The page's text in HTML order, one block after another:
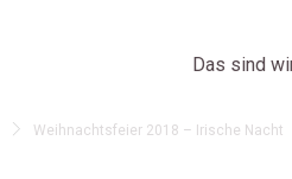
Das sind
Weihnachtsfeier 2018 – Irische Nacht